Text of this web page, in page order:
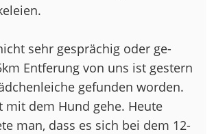
sehr gesprächig oder ge-
Entferung von uns ist gestern
gefunden worden.
mit dem Hund gehe. Heute
man, dass es sich bei dem 12-